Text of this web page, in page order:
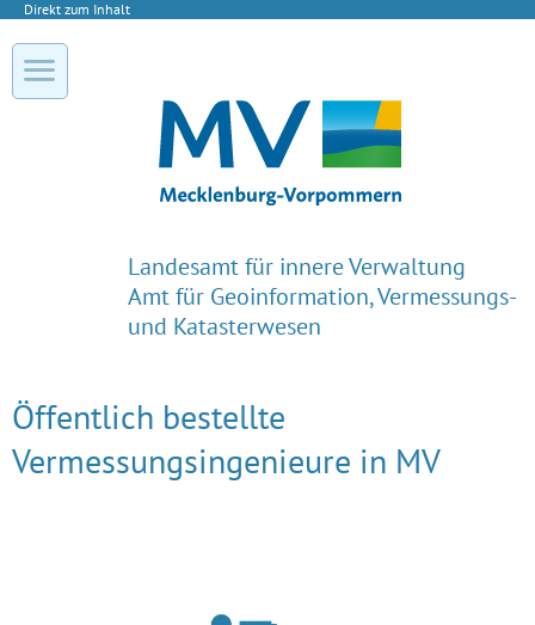
Direkt zum Inhalt
Landesamt für innere Verwaltung
Amt für Geoinformation, Vermessungs-
und Katasterwesen
Öffentlich bestellte
Vermessungsingenieure in MV